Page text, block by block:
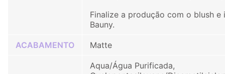
Finalize a produção com o blush e
Bauny.
ACABAMENTO Matte
Aqua/Água Purificada,